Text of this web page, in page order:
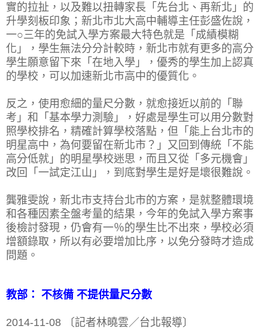
實的拉扯，以及難以扭轉家長「先台北、再新北」的
升學刻板印象；新北市北大高中輔導主任彭盛佐說，
一○三年的免試入學方案最大特色就是「成績模糊
化」，學生無法分分計較時，新北市就有更多的高分
學生願意留下來「在地入學」，優秀的學生加上認真
的學校，可以加速新北市高中的優質化。
反之，使用愈細的量尺分數，就愈接近以前的「聯
考」和「基本學力測驗」，好處是學生可以用分數對
照學校排名，精確計算學校落點，但「能上台北市的
明星高中，為何要留在新北市？」又回到傳統「不能
高分低就」的明星學校迷思，而且又從「多元機會」
改回「一試定江山」，到底對學生是好是壞很難說。
龔雅雯說，新北市支持台北市的方案，是就整體環境
和各種因素全盤考量的結果，今年的免試入學方案事
後檢討發現，仍會有一％的學生比不出來，學校必須
增額錄取，所以有必要增加比序，以免分發時才造成
問題。
教部： 不核備 不提供量尺分數
2014-11-08 〔記者林曉雲／台北報導〕